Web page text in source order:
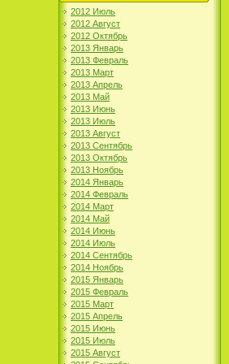
2012 Июль
2012 Август
2012 Октябрь
2013 Январь
2013 Февраль
2013 Март
2013 Апрель
2013 Май
2013 Июнь
2013 Июль
2013 Август
2013 Сентябрь
2013 Октябрь
2013 Ноябрь
2014 Январь
2014 Февраль
2014 Март
2014 Май
2014 Июнь
2014 Июль
2014 Сентябрь
2014 Ноябрь
2015 Январь
2015 Февраль
2015 Март
2015 Апрель
2015 Июнь
2015 Июль
2015 Август